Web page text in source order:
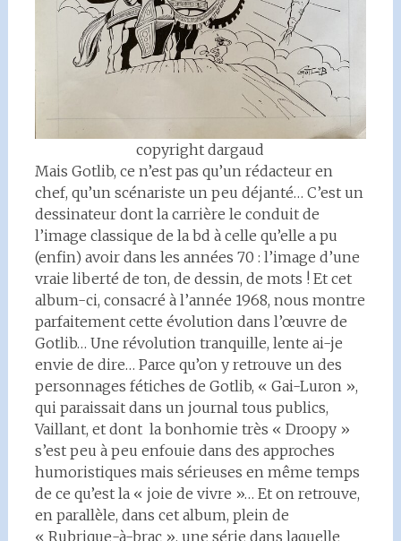
copyright dargaud
Mais Gotlib, ce n’est pas qu’un rédacteur en
chef, qu’un scénariste un peu déjanté… C’est un
dessinateur dont la carrière le conduit de
l’image classique de la bd à celle qu’elle a pu
(enfin) avoir dans les années 70 : l’image d’une
vraie liberté de ton, de dessin, de mots ! Et cet
album-ci, consacré à l’année 1968, nous montre
parfaitement cette évolution dans l’œuvre de
Gotlib… Une révolution tranquille, lente ai-je
envie de dire… Parce qu’on y retrouve un des
personnages fétiches de Gotlib, « Gai-Luron »,
qui paraissait dans un journal tous publics,
Vaillant, et dont la bonhomie très « Droopy »
s’est peu à peu enfouie dans des approches
humoristiques mais sérieuses en même temps
de ce qu’est la « joie de vivre »… Et on retrouve,
en parallèle, dans cet album, plein de
« Rubrique-à-brac », une série dans laquelle